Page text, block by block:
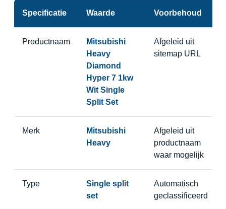
Specificatie Waarde Voorbehoud
Productnaam
Mitsubishi
Heavy
Diamond
Hyper 7 1kw
Wit Single
Split Set
Afgeleid uit
sitemap URL
Merk
Mitsubishi
Heavy
Afgeleid uit
productnaam
waar mogelijk
Type
Single split
set
Automatisch
geclassificeerd